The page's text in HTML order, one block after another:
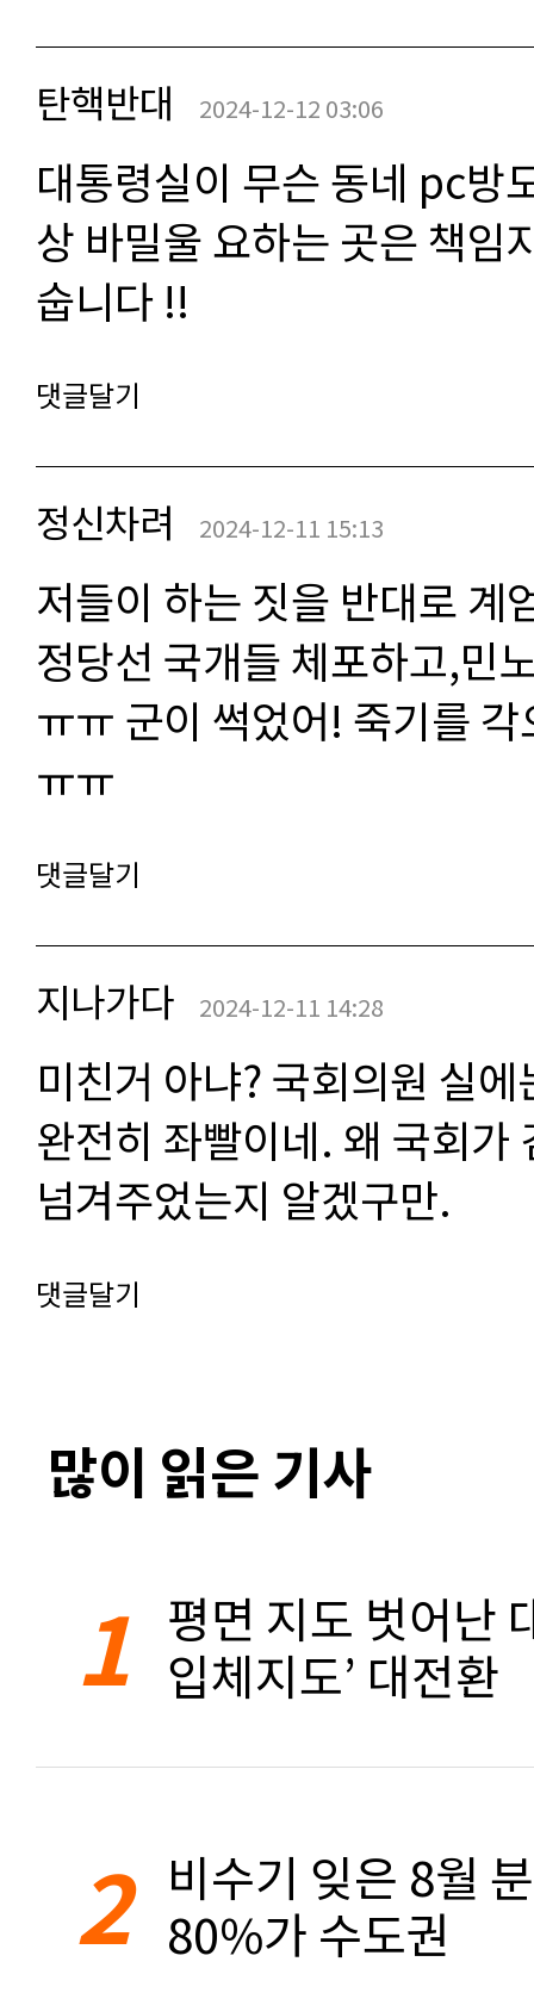
탄핵반대 2024-12-12 03:06
대통령실이 무슨 동네 pc방
상 바밀울 요하는 곳은 책임
숩니다 !!
댓글달기
정신차려 2024-12-11 15:13
저들이 하는 짓을 반대로
정당선 국개들 체포하고,민
ㅠㅠ 군이 썩었어! 죽기를
ㅠㅠ
댓글달기
지나가다 2024-12-11 14:28
미친거 아냐? 국회의원 실
완전히 좌빨이네. 왜 국회가
넘겨주었는지 알겠구만.
댓글달기
많이 읽은 기사
1 평면 지도 벗어난
입체지도’ 대전환
2 비수기 잊은 8월
80%가 수도권